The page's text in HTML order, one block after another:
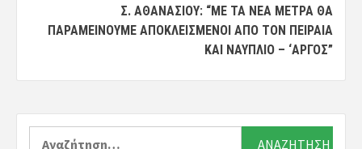
Σ. ΑΘΑΝΑΣΊΟΥ: “ΜΕ ΤΑ ΝΈΑ ΜΈΤΡΑ ΘΑ
ΠΑΡΑΜΕΊΝΟΥΜΕ ΑΠΟΚΛΕΙΣΜΈΝΟΙ ΑΠΌ ΤΟΝ ΠΕΙΡΑΙΆ
ΚΑΙ ΝΑΎΠΛΙΟ – ‘ΑΡΓΟΣ”
Αναζήτηση